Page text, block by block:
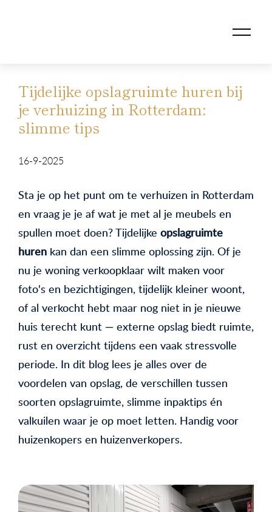
Tijdelijke opslagruimte huren bij
je verhuizing in Rotterdam:
slimme tips
16-9-2025
Sta je op het punt om te verhuizen in Rotterdam
en vraag je je af wat je met al je meubels en
spullen moet doen? Tijdelijke opslagruimte
huren kan dan een slimme oplossing zijn. Of je
nu je woning verkoopklaar wilt maken voor
foto's en bezichtigingen, tijdelijk kleiner woont,
of al verkocht hebt maar nog niet in je nieuwe
huis terecht kunt — externe opslag biedt ruimte,
rust en overzicht tijdens een vaak stressvolle
periode. In dit blog lees je alles over de
voordelen van opslag, de verschillen tussen
soorten opslagruimte, slimme inpaktips én
valkuilen waar je op moet letten. Handig voor
huizenkopers en huizenverkopers.